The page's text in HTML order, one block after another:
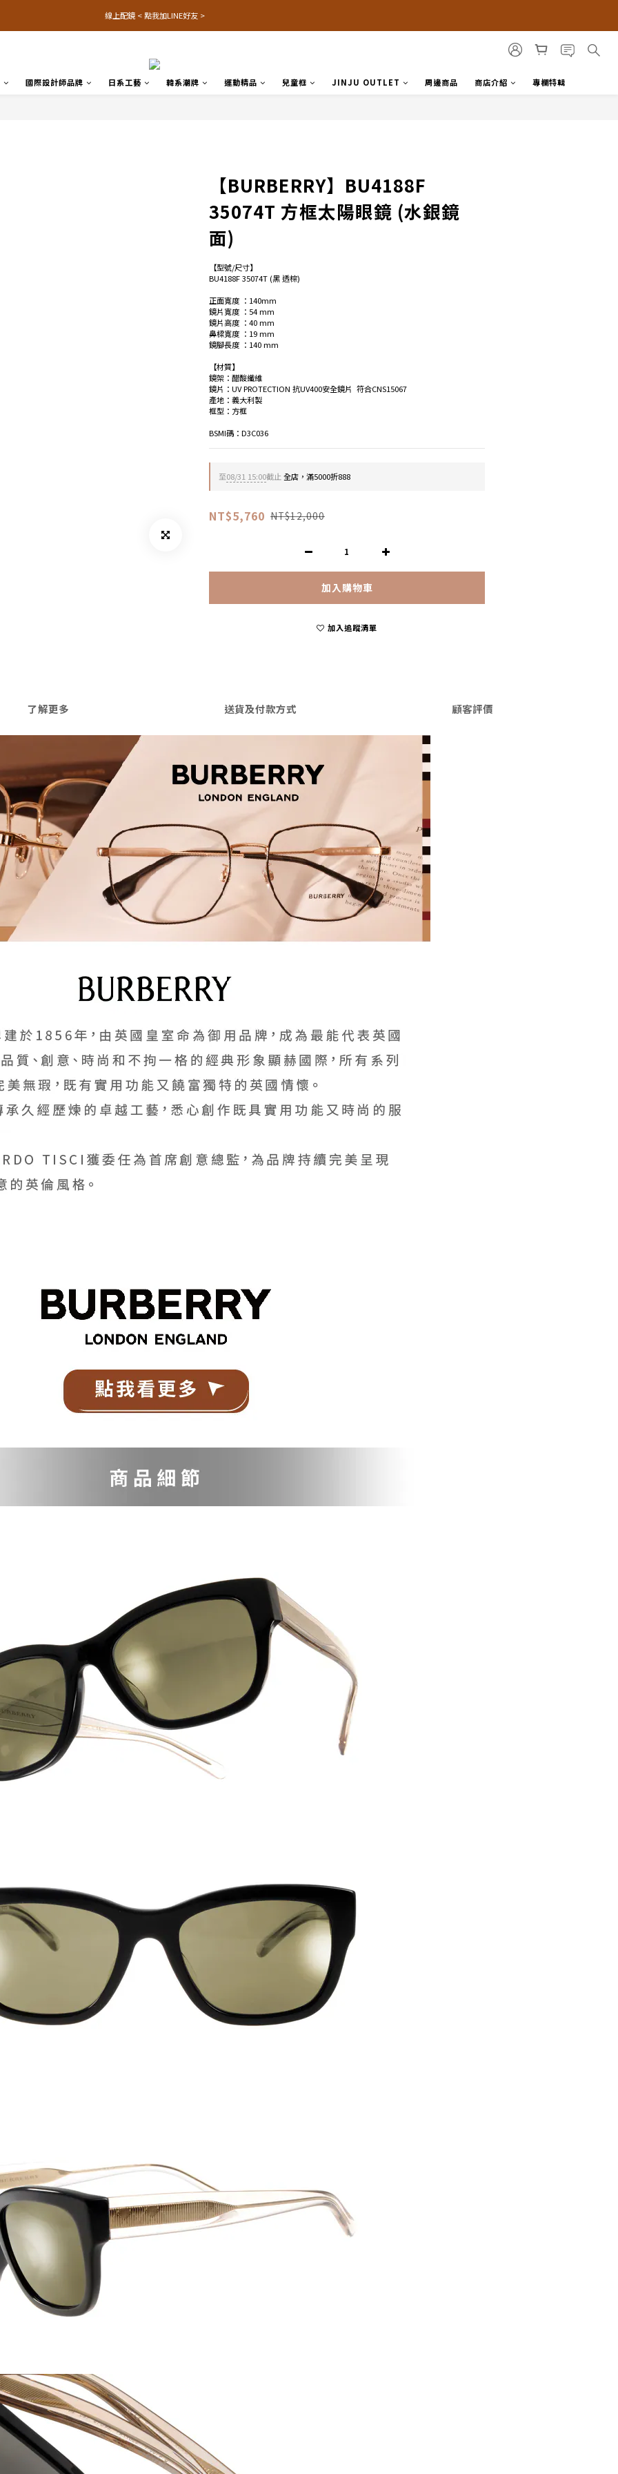
線上配鏡 < 點我加LINE好友 >
國際設計師品牌 日系工藝 韓系潮牌 運動精品 兒童框 JINJU OUTLET 周邊商品 商店介紹 專欄特輯
【BURBERRY】BU4188F
35074T 方框太陽眼鏡 (水銀鏡
面)
【型號/尺寸】
BU4188F 35074T (黑 透棕)
正面寬度 ：140mm
鏡片寬度 ：54 mm
鏡片高度 ：40 mm
鼻樑寬度 ：19 mm
鏡腳長度 ：140 mm
【材質】
鏡架：醋酸纖維
鏡片：UV PROTECTION 抗UV400安全鏡片  符合CNS15067
產地：義大利製
框型：方框
BSMI碼：D3C036
至08/31 15:00截止全店，滿5000折888
NT$5,760 NT$12,000
加入購物車
加入追蹤清單
了解更多 送貨及付款方式 顧客評價